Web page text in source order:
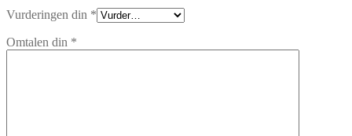
Vurderingen din *
Omtalen din *